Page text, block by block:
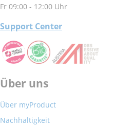
Fr 09:00 - 12:00 Uhr
Support Center
Über uns
Über myProduct
Nachhaltigkeit